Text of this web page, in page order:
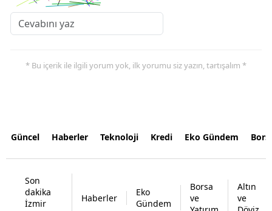
* Bu içerik ile ilgili yorum yok, ilk yorumu siz yazın, tartışalım *
Güncel Haberler Teknoloji Kredi Eko Gündem
Son
dakika
İzmir
Haberler
Eko
Gündem
Borsa
ve
Altın
ve